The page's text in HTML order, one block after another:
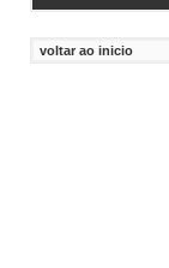
voltar ao inicio